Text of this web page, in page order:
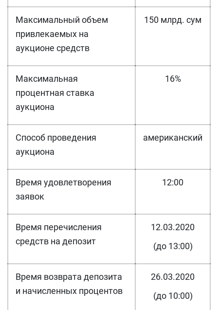
Максимальный объем
привлекаемых на
аукционе средств
150 млрд. сум
Максимальная
процентная ставка
аукциона
16%
Способ проведения
аукциона
американский
Время удовлетворения
заявок
12:00
Время перечисления
средств на депозит
12.03.2020
(до 13:00)
Время возврата депозита
и начисленных процентов
26.03.2020
(до 10:00)